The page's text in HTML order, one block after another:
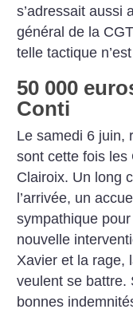
s’adressait aussi
général de la
telle tactique
50 000
Conti
Le samedi 6 juin,
sont cette fois les
Clairoix. Un long
l’arrivée, un
sympathique
nouvelle
Xavier et la rage,
veulent se battre.
bonnes